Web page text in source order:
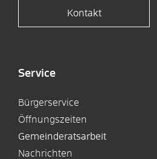
Kontakt
Service
Bürgerservice
Öffnungszeiten
Gemeinderatsarbeit
Nachrichten